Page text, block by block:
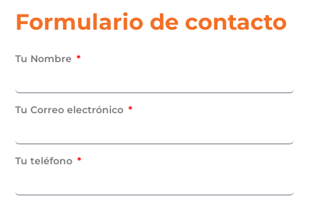
Formulario de contacto
Tu Nombre
Tu Correo electrónico
Tu teléfono